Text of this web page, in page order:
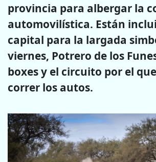
provincia para albergar la
automovilística. Están
capital para la largada
viernes, Potrero de los
boxes y el circuito por el
correr los autos.